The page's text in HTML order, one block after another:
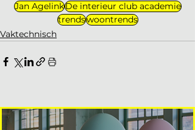
Jan AgelinkDe interieur club academie
trendswoontrends
Vaktechnisch